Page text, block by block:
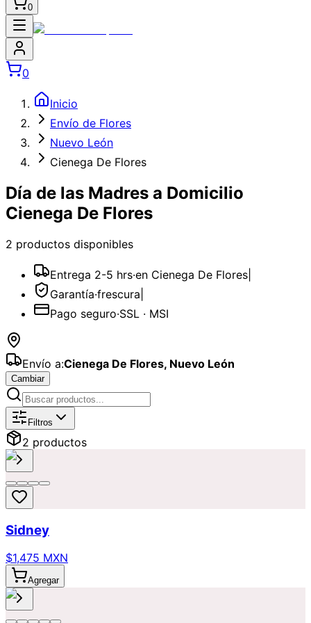
0
0
Inicio
Envío de Flores
Nuevo León
Cienega De Flores
Día de las Madres a Domicilio
Cienega De Flores
2 productos disponibles
Entrega 2-5 hrs·en Cienega De Flores
Garantía·frescura
Pago seguro·SSL · MSI
Envío a:Cienega De Flores, Nuevo León
Cambiar
Catálogo deDía de las Madres
Filtros
2 productos
Sidney
$1,475 MXN
Agregar